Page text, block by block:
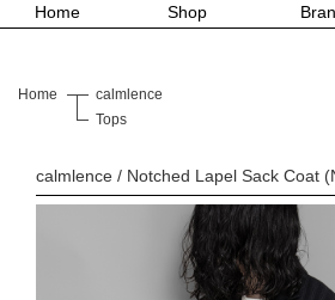
Home Shop
Home
calmlence
Tops
calmlence / Notched Lapel Sack Coat